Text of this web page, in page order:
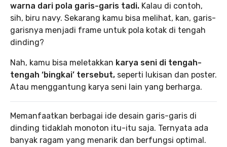
warna dari pola garis-garis tadi. Kalau di contoh,
sih, biru navy. Sekarang kamu bisa melihat, kan, garis-
garisnya menjadi frame untuk pola kotak di tengah
dinding?
Nah, kamu bisa meletakkan karya seni di tengah-
tengah ‘bingkai’ tersebut, seperti lukisan dan poster.
Atau menggantung karya seni lain yang berharga.
Memanfaatkan berbagai ide desain garis-garis di
dinding tidaklah monoton itu-itu saja. Ternyata ada
banyak ragam yang menarik dan berfungsi optimal.